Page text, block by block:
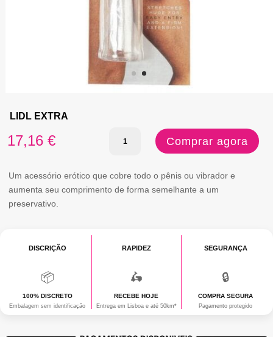
LIDL EXTRA
17,16 €
Quantidade
LIDL
EXTRA
Comprar agora
Um acessório erótico que cobre todo o pênis ou vibrador e
aumenta seu comprimento de forma semelhante a um
preservativo.
DISCRIÇÃO
📦
100% DISCRETO
Embalagem sem identificação
RAPIDEZ
🛵
RECEBE HOJE
Entrega em Lisboa e até 50km*
SEGURANÇA
🔒
COMPRA SEGURA
Pagamento protegido